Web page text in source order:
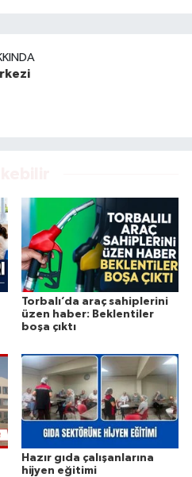
Torbalı’da araç sahiplerini
üzen haber: Beklentiler
boşa çıktı
Hazır gıda çalışanlarına
hijyen eğitimi